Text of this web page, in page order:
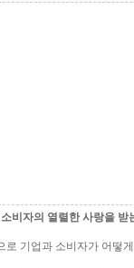
비자의 열렬한 사랑을 받
기업과 소비자가 어떻